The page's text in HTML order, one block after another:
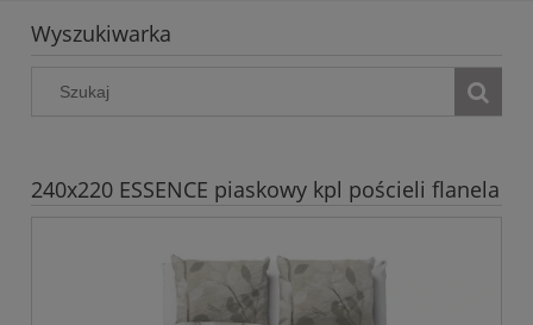
Wyszukiwarka
240x220 ESSENCE piaskowy kpl pościeli flanela